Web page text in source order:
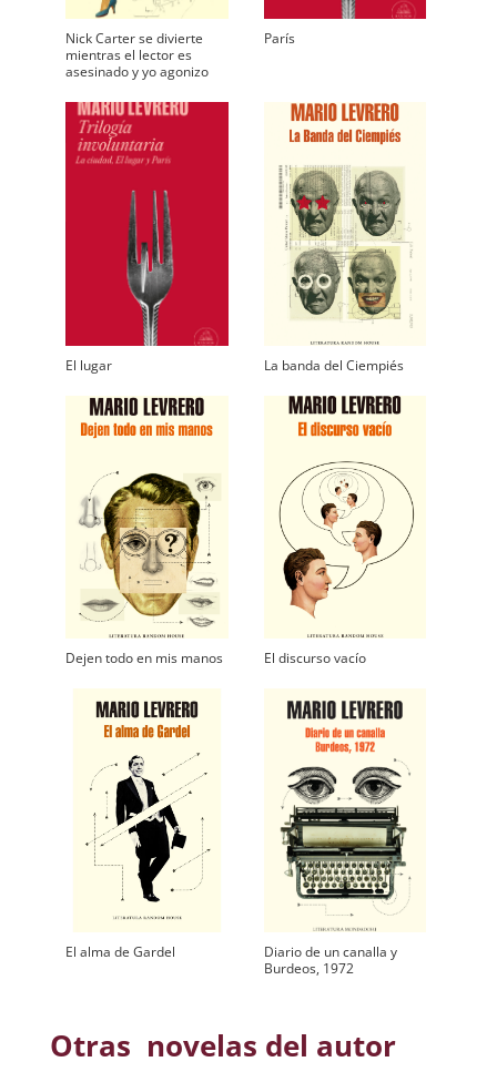
Nick Carter se divierte
mientras el lector es
asesinado y yo agonizo
París
El lugar La banda del Ciempiés
Dejen todo en mis manos El discurso vacío
El alma de Gardel
Diario de un canalla y
Burdeos, 1972
Otras novelas del autor